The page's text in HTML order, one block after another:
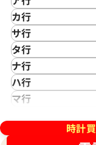
格
日時点の参考買取価
IKEPOD
アイクポッド
IWC
アイダブリューシ
Azimuth
アジムース
ANONIMO
Alain Silberstein
カ行
CASIO
カシオ
Cartier
カルティエ
Gaga Milano
ガガミラノ
Quinting
クインティング
サ行
Saint Laurent
サンローラン
Shellman
シェルマン
CITIZEN
シチズン
タ行
TAG Heuer
タグ・ホイヤー
Daniel Roth
ダニエル・ロート
TUDOR
チューダー(チュ
ナ行
NOMOS Glashütte
ノモス グラスヒュ
ハ行
Hamilton
Harry Winston
ハリー・ウィンス
マ行
MAURICE
RALPH LAUREN
時計